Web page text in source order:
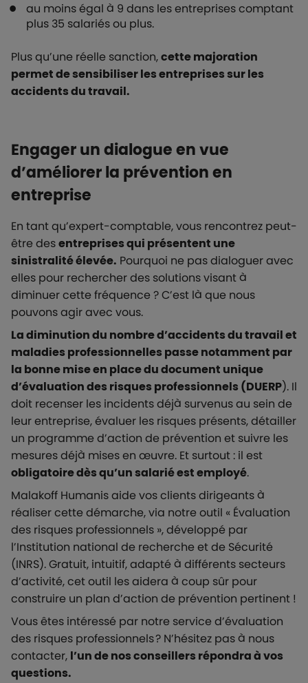
au moins égal à 9 dans les entreprises comptant
plus 35 salariés ou plus.
Plus qu’une réelle sanction,cette majoration
permet de sensibiliser les entreprises sur les
accidents du travail.
Engager un dialogue en vue
d’améliorer la prévention en
entreprise
En tant qu’expert-comptable, vous rencontrez peut-
être desentreprises qui présentent une
sinistralité élevée. Pourquoi ne pas dialoguer avec
elles pour rechercher des solutions visant à
diminuer cette fréquence ? C’est là que nous
pouvons agir avec vous.
La diminution du nombre d’accidents du travail et
maladies professionnelles passe notamment par
la bonne mise en place du document unique
d’évaluation des risques professionnels (DUERP). Il
doit recenser les incidents déjà survenus au sein de
leur entreprise, évaluer les risques présents, détailler
un programme d’action de prévention et suivre les
mesures déjà mises en œuvre. Et surtout : il est
obligatoire dès qu’un salarié est employé.
Malakoff Humanis aide vos clients dirigeants à
réaliser cette démarche, via notre outil « Évaluation
des risques professionnels », développé par
l’Institution national de recherche et de Sécurité
(INRS). Gratuit, intuitif, adapté à différents secteurs
d’activité, cet outil les aidera à coup sûr pour
construire un plan d’action de prévention pertinent !
Vous êtes intéressé par notre service d’évaluation
des risques professionnels ? N’hésitez pas à nous
contacter, l’un de nos conseillers répondra à vos
questions.